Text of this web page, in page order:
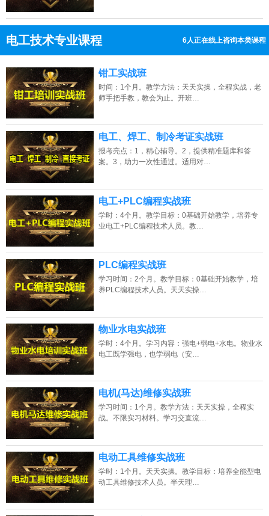
电工技术专业课程 6人正在线上咨询本类课程
点击免费咨询电话：13807313137
钳工实战班
时间：1个月。教学方法：天天实操，全程实战，老
师手把手教，教会为止。开班…
电工、焊工、制冷考证实战班
报考亮点：1，精心辅导。2，提供精准题库和答
案。3，助力一次性通过。适用对…
电工+PLC编程实战班
学时：4个月。教学目标：0基础开始教学，培养专
业电工+PLC编程技术人员。教…
PLC编程实战班
学习时间：2个月。教学目标：0基础开始教学，培
养PLC编程技术人员。天天实操…
物业水电实战班
学时：4个月。学习内容：强电+弱电+水电。物业水
电工既学强电，也学弱电（安…
电机(马达)维修实战班
学习时间：1个月。教学方法：天天实操，全程实
战。不限实习材料。学习交直流…
电动工具维修实战班
学时：1个月。天天实操。教学目标：培养全能型电
动工具维修技术人员。半天理…